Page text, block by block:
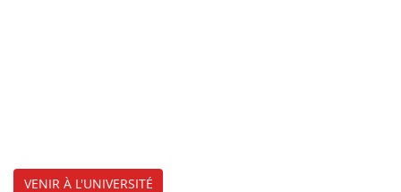
VENIR À L'UNIVERSITÉ